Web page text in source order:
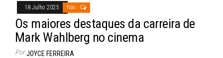
18 Julho 2025 Não
Os maiores destaques da carreira de
Mark Wahlberg no cinema
Por JOYCE FERREIRA